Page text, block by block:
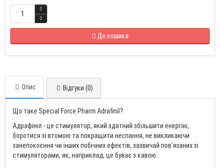
До кошика
Опис Відгуки (0)
Що таке Special Force Pharm Adrafinil?
Адрафініл - це стимулятор, який здатний збільшити енергію,
боротися зі втомою та покращити неспання, не викликаючи
занепокоєння чи інших побічних ефектів, зазвичай пов'язаних зі
стимуляторами, як, наприклад, це буває з кавою.